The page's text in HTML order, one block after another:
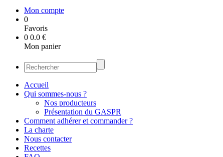
Mon compte
0
Favoris
0 0.0 €
Mon panier
Accueil
Qui sommes-nous ?
Nos producteurs
Présentation du GASPR
Comment adhérer et commander ?
La charte
Nous contacter
Recettes